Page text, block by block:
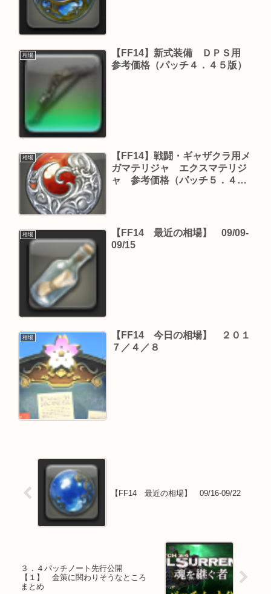
相場
【FF14】新式装備 ＤＰＳ用
参考価格（パッチ４．４５版）
相場
【FF14】戦闘・ギャザクラ用メ
ガマテリジャ エクスマテリジ
ャ 参考価格（パッチ５．４１
相場
【FF14 最近の相場】 09/09-
09/15
相場
【FF14 今日の相場】 ２０１
７／４／８
【FF14 最近の相場】 09/16-09/22
３．４パッチノート先行公開
【１】 金策に関わりそうなところ
まとめ